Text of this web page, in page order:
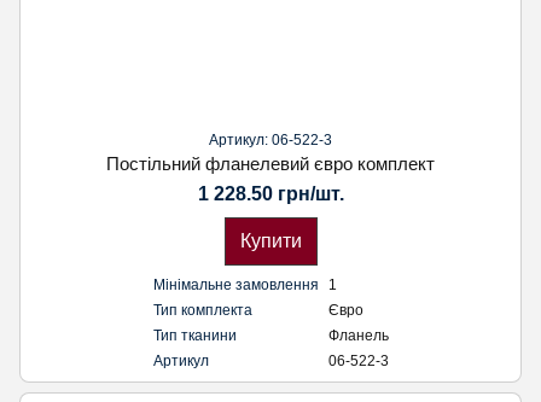
Артикул: 06-522-3
Постільний фланелевий євро комплект
1 228.50 грн/шт.
Купити
Мінімальне замовлення
1
Тип комплекта
Євро
Тип тканини
Фланель
Артикул
06-522-3